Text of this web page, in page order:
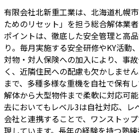
有限会社北新重工業は、北海道札幌
ためのリセット」を担う総合解体業
ポイントは、徹底した安全管理と高
り。毎月実施する安全研修やKY活動
対物・対人保険への加入により、事
く、近隣住民への配慮も欠かしませ
まで、多種多様な重機を自社で保有
解体から大型物件まで柔軟に対応可
去においてもレベル3は自社対応、レ
会社と連携することで、ワンストッ
現しています。長年の経験を持つ熟